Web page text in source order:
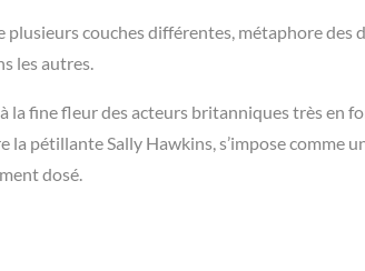
couches différentes, métaphore des
les autres.
la fine fleur des acteurs britanniques très en
pétillante Sally Hawkins, s’impose comme
dosé.